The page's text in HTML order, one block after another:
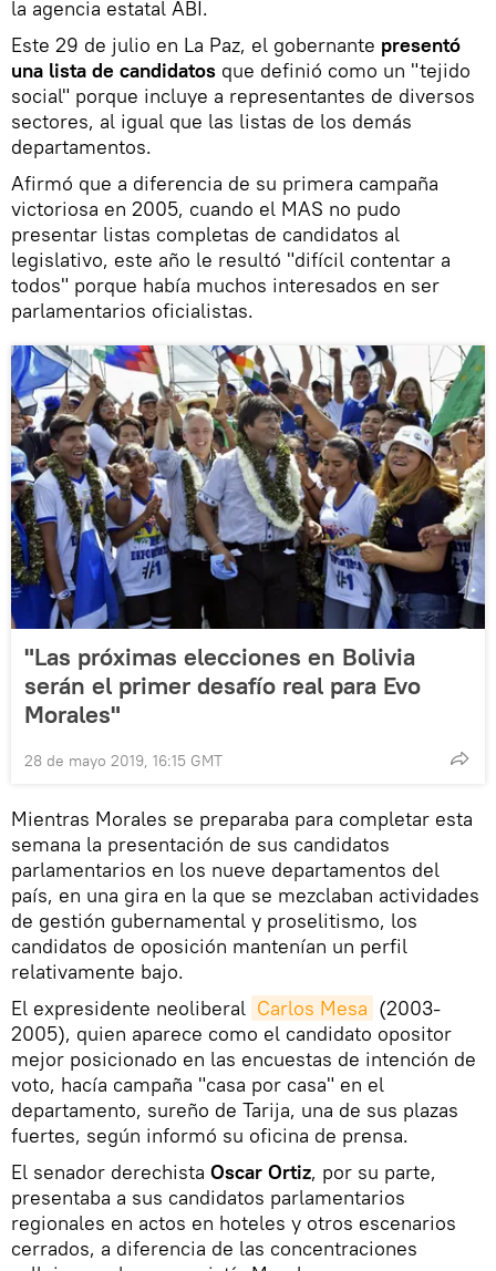
la agencia estatal ABI.
Este 29 de julio en La Paz, el gobernante presentó
una lista de candidatos que definió como un "tejido
social" porque incluye a representantes de diversos
sectores, al igual que las listas de los demás
departamentos.
Afirmó que a diferencia de su primera campaña
victoriosa en 2005, cuando el MAS no pudo
presentar listas completas de candidatos al
legislativo, este año le resultó "difícil contentar a
todos" porque había muchos interesados en ser
parlamentarios oficialistas.
"Las próximas elecciones en Bolivia
serán el primer desafío real para Evo
Morales"
28 de mayo 2019, 16:15 GMT
Mientras Morales se preparaba para completar esta
semana la presentación de sus candidatos
parlamentarios en los nueve departamentos del
país, en una gira en la que se mezclaban actividades
de gestión gubernamental y proselitismo, los
candidatos de oposición mantenían un perfil
relativamente bajo.
El expresidente neoliberal Carlos Mesa (2003-
2005), quien aparece como el candidato opositor
mejor posicionado en las encuestas de intención de
voto, hacía campaña "casa por casa" en el
departamento, sureño de Tarija, una de sus plazas
fuertes, según informó su oficina de prensa.
El senador derechista Oscar Ortiz, por su parte,
presentaba a sus candidatos parlamentarios
regionales en actos en hoteles y otros escenarios
cerrados, a diferencia de las concentraciones